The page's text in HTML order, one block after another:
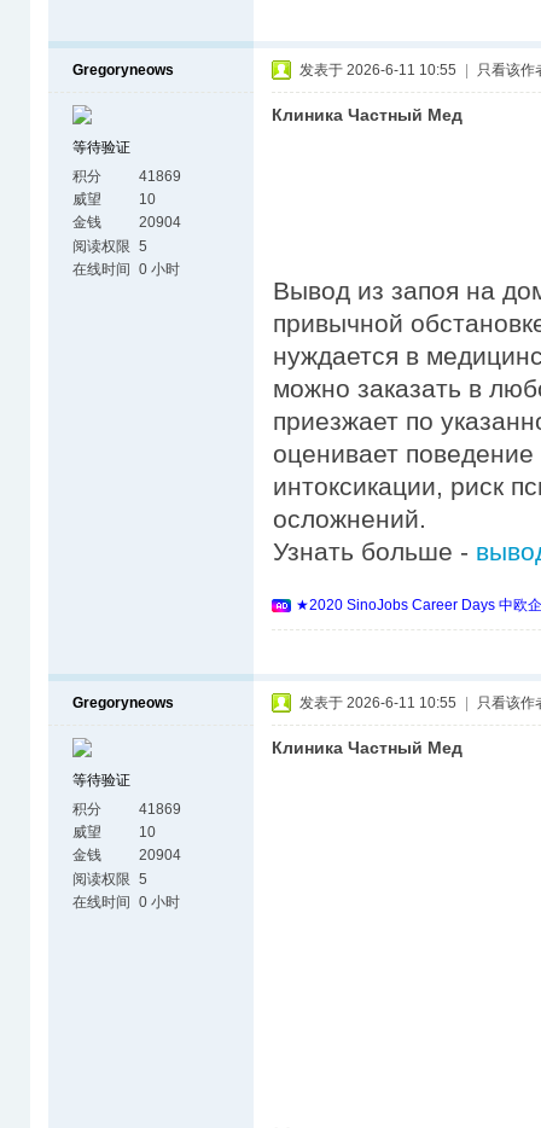
Gregoryneows
等待验证
积分
41869
威望
10
金钱
20904
阅读权限 5
在线时间 0 小时
发表于 2026-6-11 10:55 只看该作
Клиника Частный Мед
Вывод из запоя на
привычной
нуждается в
можно заказать в
приезжает по
оценивает
интоксикации, риск
осложнений.
Узнать больше -
★2020 SinoJobs Career Days 中欧
Gregoryneows
等待验证
积分
41869
威望
10
金钱
20904
阅读权限 5
在线时间 0 小时
发表于 2026-6-11 10:55 只看该作
Клиника Частный Мед